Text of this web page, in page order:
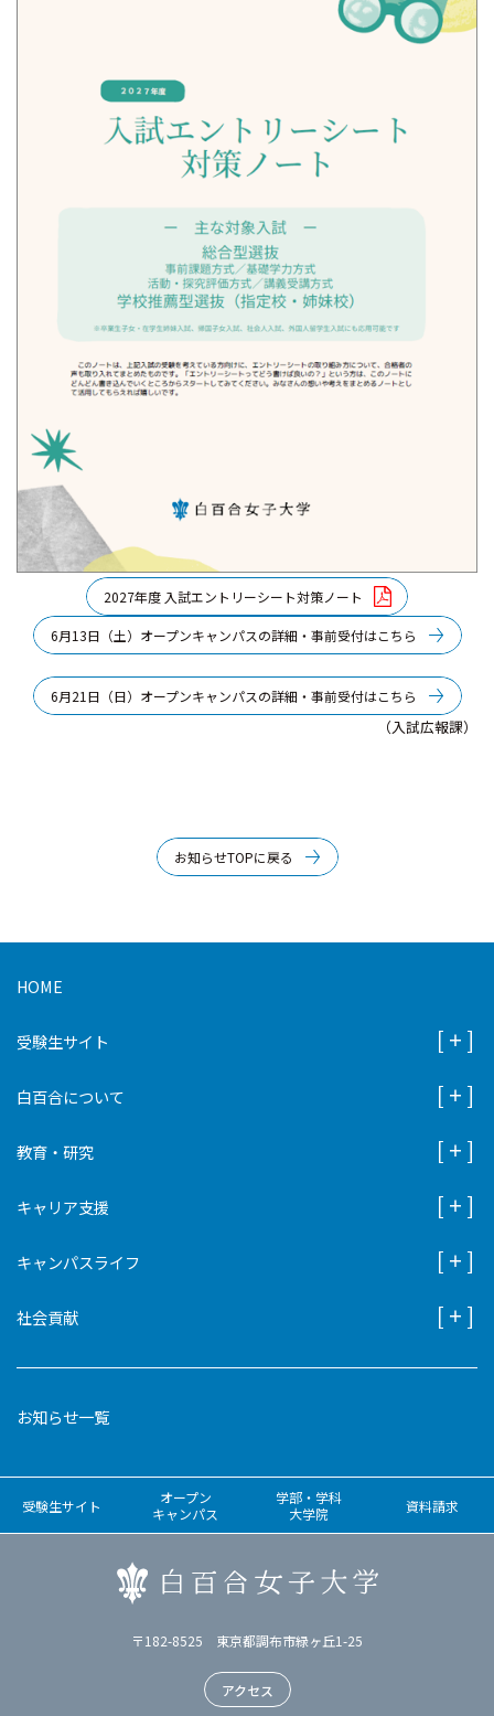
2027年度 入試エントリーシート対策ノート
6月13日（土）オープンキャンパスの詳細・事前受付はこちら
6月21日（日）オープンキャンパスの詳細・事前受付はこちら
（入試広報課）
お知らせTOPに戻る
HOME
受験生サイト
白百合について
教育・研究
キャリア支援
キャンパスライフ
社会貢献
お知らせ一覧
受験生サイト
オープン
キャンパス
学部・学科
大学院
資料請求
〒182-8525 東京都調布市緑ヶ丘1-25
アクセス